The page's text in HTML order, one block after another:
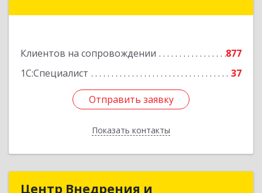
Клиентов на сопровождении
877
1С:Специалист
37
Отправить заявку
Показать контакты
Отправить заявку
Назад
Центр Внедрения иЦентр Внедрения и